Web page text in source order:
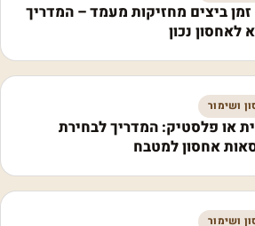
ביצים מחזיקות מעמד – המדריך
לאחסון נכון
ושימור
או פלסטיק: המדריך לבחירת
אחסון למטבח
ושימור